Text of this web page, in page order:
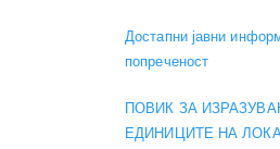
Достапни јавни
попреченост
ПОВИК ЗА
ЕДИНИЦИТЕ НА